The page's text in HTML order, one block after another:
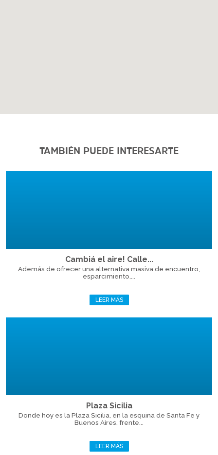
TAMBIÉN PUEDE INTERESARTE
Cambiá el aire! Calle...
Además de ofrecer una alternativa masiva de encuentro,
esparcimiento,...
LEER MÁS
Plaza Sicilia
Donde hoy es la Plaza Sicilia, en la esquina de Santa Fe y
Buenos Aires, frente...
LEER MÁS